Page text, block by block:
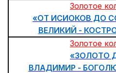
Золотое
«ОТ ИСИОКОВ ДО
ВЕЛИКИЙ -
Золотое
«ЗОЛОТО
ВЛАДИМИР -